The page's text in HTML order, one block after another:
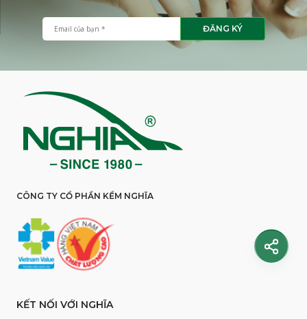
ĐĂNG KÝ
CÔNG TY CỔ PHẦN KỀM NGHĨA
KẾT NỐI VỚI NGHĨA